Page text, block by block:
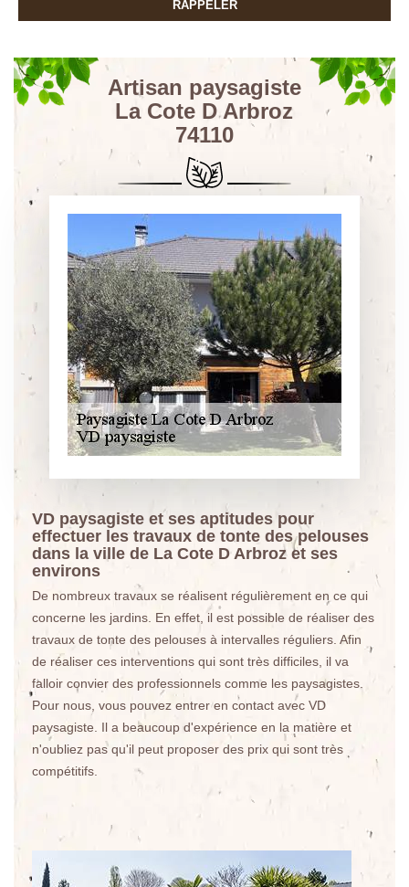
Artisan paysagiste
La Cote D Arbroz
74110
VD paysagiste et ses aptitudes pour
effectuer les travaux de tonte des pelouses
dans la ville de La Cote D Arbroz et ses
environs
De nombreux travaux se réalisent régulièrement en ce qui
concerne les jardins. En effet, il est possible de réaliser des
travaux de tonte des pelouses à intervalles réguliers. Afin
de réaliser ces interventions qui sont très difficiles, il va
falloir convier des professionnels comme les paysagistes.
Pour nous, vous pouvez entrer en contact avec VD
paysagiste. Il a beaucoup d'expérience en la matière et
n'oubliez pas qu'il peut proposer des prix qui sont très
compétitifs.